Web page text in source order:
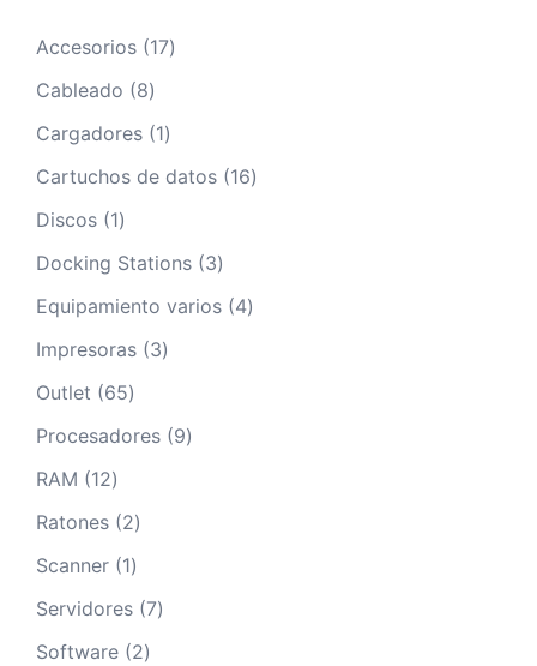
Accesorios 1717
Cableado 88
productos
Cargadores 11
producto
Cartuchos de datos 1616
Discos 11
producto
Docking Stations 33
productos
Equipamiento varios 44
Impresoras 33
Outlet 6565
productos
Procesadores 99
RAM 1212
productos
Ratones 22
productos
Scanner 11
producto
Servidores 77
Software 22